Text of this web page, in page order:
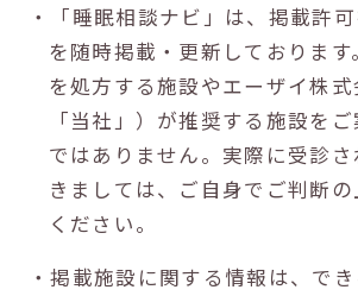
・「睡眠相談ナビ」は、掲載許
を随時掲載・更新しておりま
を処方する施設やエーザイ株
「当社」）が推奨する施設を
ではありません。実際に受診
きましては、ご自身でご判断
ください。
・掲載施設に関する情報は、で